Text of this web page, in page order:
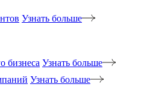
Узнать больше
бизнеса Узнать больше
Узнать больше